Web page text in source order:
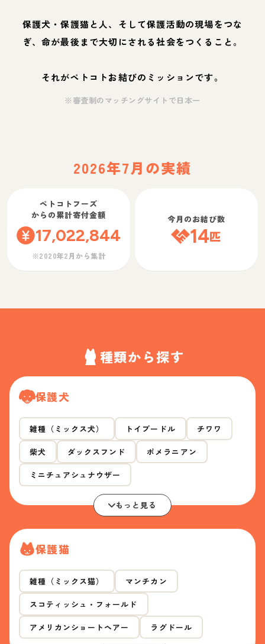
保護犬・保護猫と人、そして保護活動の現場をつな
ぎ、命が最後まで大切にされる社会をつくること。
それがペトコトお結びのミッションです。
※審査制のマッチングサイトで日本一
2026年7月の実績
ペトコトフーズ
からの累計寄付金額
17,022,844
※2020年2月から集計
今月のお結び数
14匹
種類から探す
保護犬
雑種（ミックス犬） トイプードル チワワ
柴犬 ダックスフンド ポメラニアン
ミニチュアシュナウザー
もっと見る
保護猫
雑種（ミックス猫） マンチカン
スコティッシュ・フォールド
アメリカンショートヘアー ラグドール